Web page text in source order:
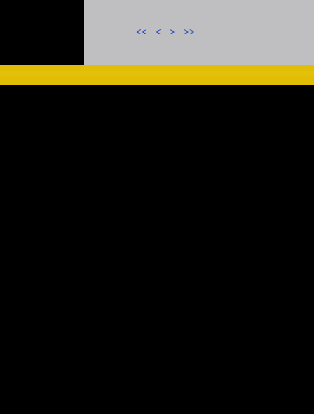
<< < > >>